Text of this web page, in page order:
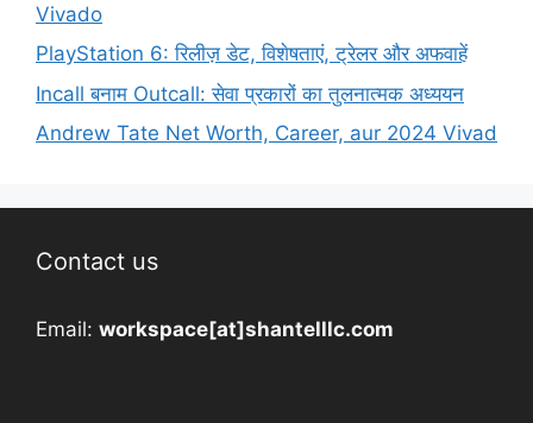
Vivado
PlayStation 6: रिलीज़ डेट, विशेषताएं, ट्रेलर और अफवाहें
Incall बनाम Outcall: सेवा प्रकारों का तुलनात्मक अध्ययन
Andrew Tate Net Worth, Career, aur 2024 Vivad
Contact us
Email: workspace[at]shantelllc.com